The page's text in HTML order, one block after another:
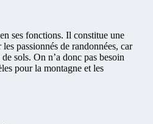
ses fonctions. Il constitue une
passionnés de randonnées, car
sols. On n’a donc pas besoin
pour la montagne et les